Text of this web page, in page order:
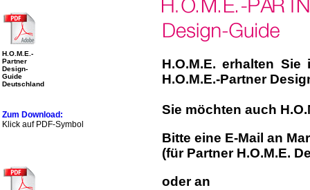
H.O.M.E.-
Partner
Design-
Guide
Deutschland
Zum Download:
Klick auf PDF-Symbol
H.O.M.E. erhalten
H.O.M.E.-Partner
Sie möchten auch
Bitte eine E-Mail an
(für Partner H.O.M.E.
oder an